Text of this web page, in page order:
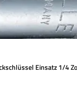
Einsatz 1/4